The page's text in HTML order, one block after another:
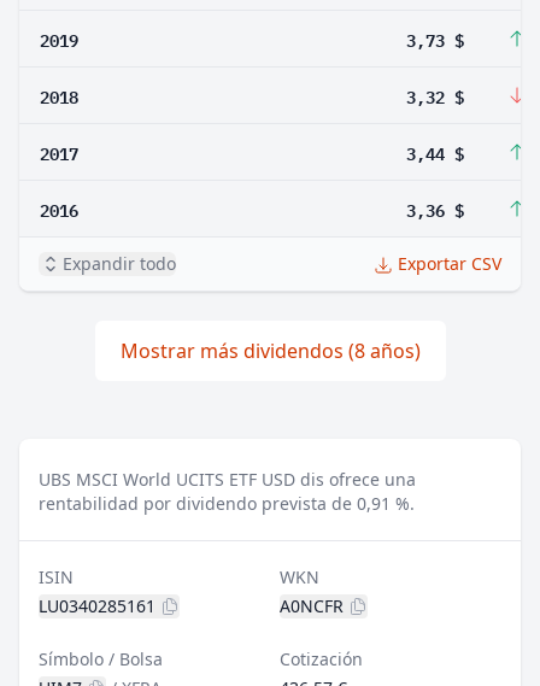
2019 3,73 $
2018 3,32 $
2017 3,44 $
2016 3,36 $
Expandir todo Exportar CSV
Mostrar más dividendos (8 años)
UBS MSCI World UCITS ETF USD dis ofrece una
rentabilidad por dividendo prevista de 0,91 %.
ISIN
LU0340285161
WKN
A0NCFR
Símbolo / Bolsa
Cotización